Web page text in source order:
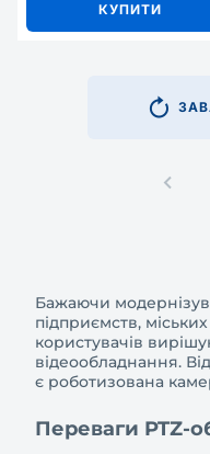
КУПИТИ
Бажаючи
підприємств,
користувачів
відеообладнання.
є роботизована
Переваги PTZ-